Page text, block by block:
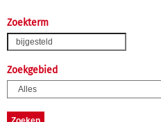
Zoekterm
Zoekgebied